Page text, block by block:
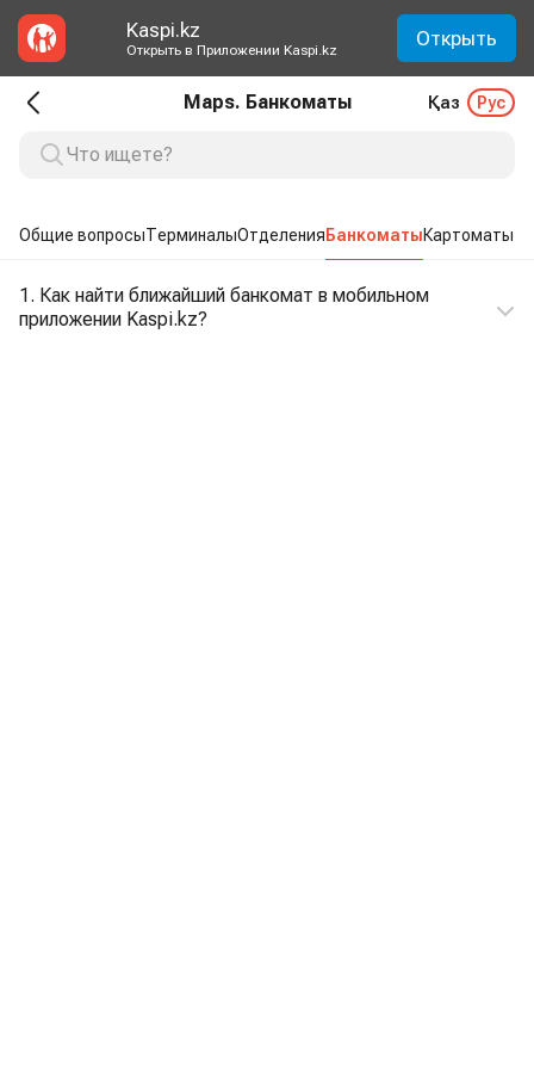
Kaspi.kz
Открыть в Приложении Kaspi.kz Открыть
Maps. Банкоматы Қаз Рус
Общие вопросыТерминалыОтделенияБанкоматыКартоматы
1. Как найти ближайший банкомат в мобильном
приложении Kaspi.kz?